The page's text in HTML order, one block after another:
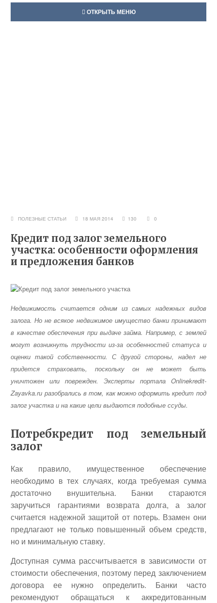
ОТКРЫТЬ МЕНЮ
ПОЛЕЗНЫЕ СТАТЬИ 18 МАЯ 2014 130 0
Кредит под залог земельного
участка: особенности оформления
и предложения банков
Недвижимость считается одним из самых надежных видов
залога. Но не всякое недвижимое имущество банки принимают
в качестве обеспечения при выдаче займа. Например, с землей
могут возникнуть трудности из-за особенностей статуса и
оценки такой собственности. С другой стороны, надел не
придется страховать, поскольку он не может быть
уничтожен или поврежден. Эксперты портала Onlinekredit-
Zayavka.ru разобрались в том, как можно оформить кредит под
залог участка и на какие цели выдаются подобные ссуды.
Потребкредит под земельный
залог
Как правило, имущественное обеспечение
необходимо в тех случаях, когда требуемая сумма
достаточно внушительна. Банки стараются
заручиться гарантиями возврата долга, а залог
считается надежной защитой от потерь. Взамен они
предлагают не только повышенный объем средств,
но и минимальную ставку.
Доступная сумма рассчитывается в зависимости от
стоимости обеспечения, поэтому перед заключением
договора ее нужно определить. Банки часто
рекомендуют обращаться к аккредитованным